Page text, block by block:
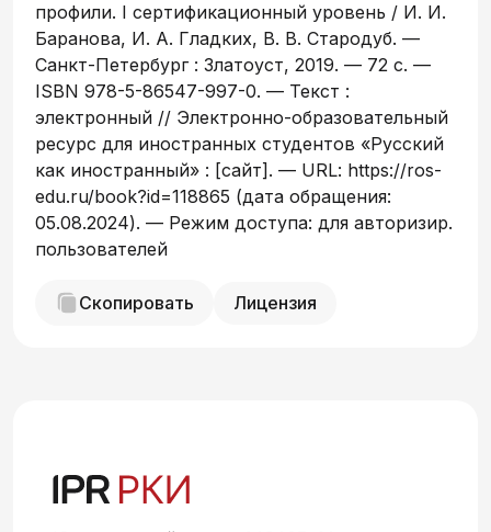
профили. I сертификационный уровень / И. И.
Баранова, И. А. Гладких, В. В. Стародуб. —
Санкт-Петербург : Златоуст, 2019. — 72 c. —
ISBN 978-5-86547-997-0. — Текст :
электронный // Электронно-образовательный
ресурс для иностранных студентов «Русский
как иностранный» : [сайт]. — URL: https://ros-
edu.ru/book?id=118865 (дата обращения:
05.08.2024). — Режим доступа: для авторизир.
пользователей
Скопировать Лицензия